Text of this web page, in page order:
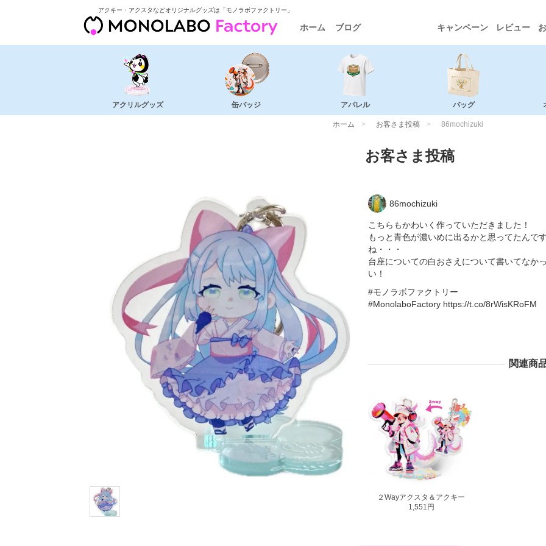
アクキー・アクスタなどオリジナルグッズは「モノラボファクトリー」
ホーム ブログ キャンペーン レビュー
アクリルグッズ 缶バッジ アパレル バッグ
ホーム お客さま投稿 86mochizuki
お客さま投稿
86mochizuki
こちらもかわいく作っていただきました！
もっと青色が濃いめに出るかと思ってたんで
ね・・・
台座についての白おさえについて書いてなか
い！
#モノラボファクトリー
#MonolaboFactory https://t.co/8rWisKRoFM
関連商
２Wayアクスタ＆アクキー
1,551円